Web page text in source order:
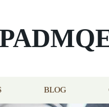
BLOG